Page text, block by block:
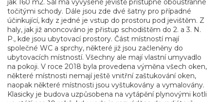
jak 160 m2. Sál má vyvýšené jeviště přístupné oboustranné
točitými schody. Dále jsou zde dvé šatny pro případné
účinkující, kdy z jedné je vstup do prostoru pod jevištěm. Z
haly, jak již anoncováno je přistup schodištěm do 2. a 3. N.
P., kde jsou ubytovací prostory. Část místností mají
společné WC a sprchy, některé již jsou začleněny do
ubytovacích místností. Všechny ale mají vlastní umyvadlo
na pokoji. V roce 2018 byla provedena výměna všech oken,
některé místnosti nemají ještě vnitřní zaštukování oken,
naopak některé místnosti jsou vyštukovány a vymalovány.
Klasicky je budova uzpůsobena na vytápění plynovými kotli